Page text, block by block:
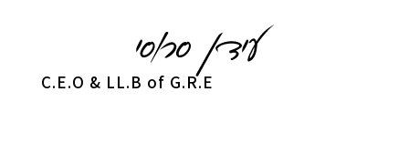
C.E.O & LL.B of G.R.E